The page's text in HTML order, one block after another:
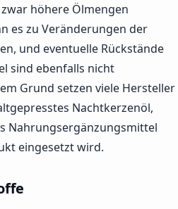
höhere Ölmengen
es zu Veränderungen der
und eventuelle Rückstände
sind ebenfalls nicht
Grund setzen viele Hersteller
Nachtkerzenöl,
Nahrungsergänzungsmittel
eingesetzt wird.